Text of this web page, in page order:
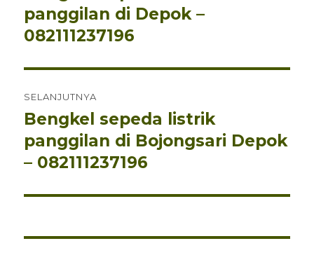
sebelumnya:
panggilan di Depok –
082111237196
SELANJUTNYA
Pos
berikutnya:
Bengkel sepeda listrik
panggilan di Bojongsari Depok
– 082111237196